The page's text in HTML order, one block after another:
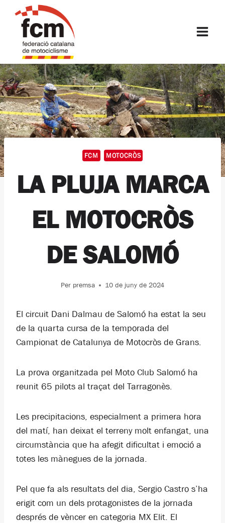
contingut
FCM MOTOCRÒS
LA PLUJA MARCA
EL MOTOCRÒS
DE SALOMÓ
Per premsa 10 de juny de 2024
El circuit Dani Dalmau de Salomó ha estat la seu
de la quarta cursa de la temporada del
Campionat de Catalunya de Motocròs de Grans.
La prova organitzada pel Moto Club Salomó ha
reunit 65 pilots al traçat del Tarragonès.
Les precipitacions, especialment a primera hora
del matí, han deixat el terreny molt enfangat, una
circumstància que ha afegit dificultat i emoció a
totes les mànegues de la jornada.
Pel que fa als resultats del dia, Sergio Castro s’ha
erigit com un dels protagonistes de la jornada
després de vèncer en categoria MX Elit. El